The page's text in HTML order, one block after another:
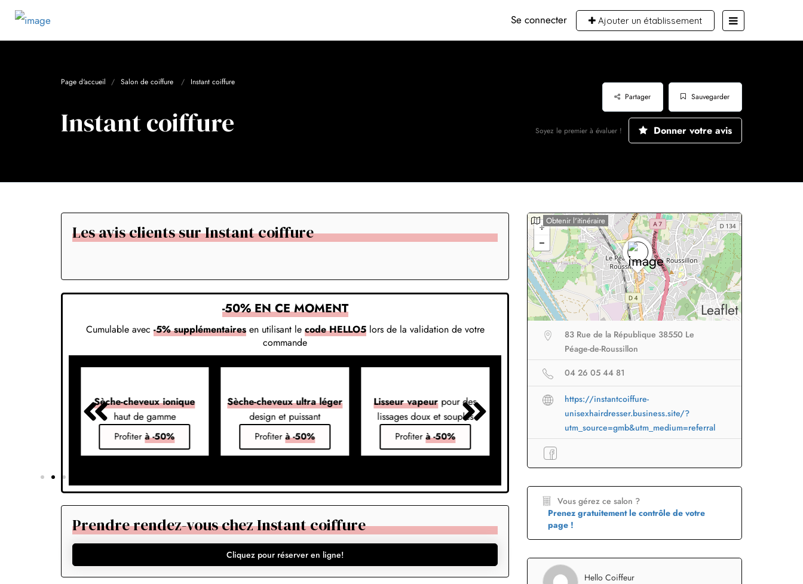
Se connecter Ajouter un établissement
Page d'accueil Salon de coiffure Instant coiffure
Instant coiffure
Sauvegarder
Partager
Soyez le premier à évaluer ! Donner votre avis
Les avis clients sur Instant coiffure
-50% EN CE MOMENT
Cumulable avec -5% supplémentairesen utilisant le code HELLO5lors de la validation de votre
commande
Sèche-cheveux ionique
haut de gamme
Profiterà -50%
Sèche-cheveux ultra léger
design et puissant
Profiterà -50%
Lisseur vapeurpour des
lissages doux et souples
Profiterà -50%
Lisseur sans filfacile à
emporter en voyage
Profiterà -50%
lissage ultra rapide
Profiterà -50%
Prendre rendez-vous chez Instant coiffure
Cliquez pour réserver en ligne!
Leaflet
Obtenir l'itinéraire
83 Rue de la République 38550 Le
Péage-de-Roussillon
04 26 05 44 81
https://instantcoiffure-
unisexhairdresser.business.site/?
utm_source=gmb&utm_medium=referral
Vous gérez ce salon ?
Prenez gratuitement le contrôle de votre
page !
Hello Coiffeur